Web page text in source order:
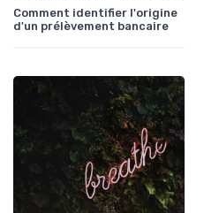
Comment identifier l'origine
d'un prélèvement bancaire